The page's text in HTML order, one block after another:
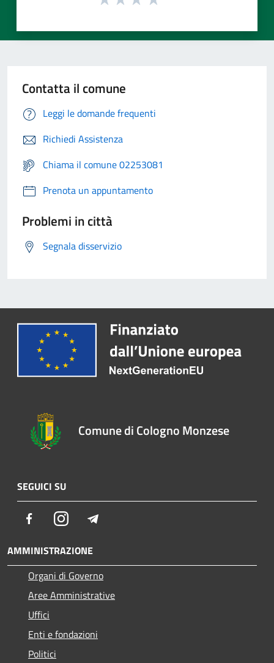
Contatta il comune
Leggi le domande frequenti
Richiedi Assistenza
Chiama il comune 02253081
Prenota un appuntamento
Problemi in città
Segnala disservizio
Comune di Cologno Monzese
SEGUICI SU
FacebookInstagram
AMMINISTRAZIONE
Organi di Governo
Aree Amministrative
Uffici
Enti e fondazioni
Politici